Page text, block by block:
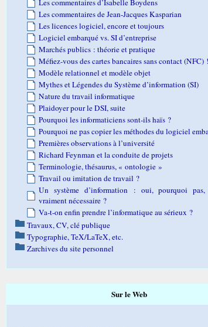
Les commentaires d’Isabelle Boydens
Les commentaires de Jean-Jacques Kasparian
Les licences logiciel, encore et toujours
Logiciel embarqué vs. SI d’entreprise
Marchés publics : théorie et pratique
Méfiez-vous des cartes bancaires sans contact (NFC) !
Modèle relationnel et modèle objet
Mythes et Légendes du Système d’information (SI)
Nature du travail informatique
Plaidoyer pour le DSI, suite
Pourquoi les informaticiens sont-ils haïs ?
Pourquoi ne pas copier les méthodes du logiciel
Premières observations à l’université
Richard Feynman et la conduite de projets
Terminologie, thésaurus, « ontologie »
Travail ou imitation de travail ?
Un système d’information : oui, pourquoi pas,
vraiment nécessaire ?
Va-t-on enfin prendre l’informatique au sérieux ?
Travaux, CV, clé publique
Typographie, TeX/LaTeX, etc.
Zarchives du site personnel
Sur le Web